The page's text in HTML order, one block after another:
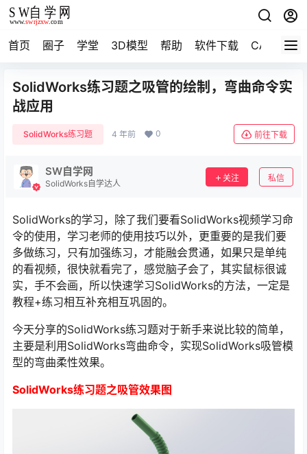
首页 圈子 学堂 3D模型 帮助 软件下载 CAD资料
SolidWorks练习题之吸管的绘制，弯曲命令实
战应用
SolidWorks练习题 4 年前 0 前往下载
SW自学网
SolidWorks自学达人
关注 私信
SolidWorks的学习，除了我们要看SolidWorks视频学习命
令的使用，学习老师的使用技巧以外，更重要的是我们要
多做练习，只有加强练习，才能融会贯通，如果只是单纯
的看视频，很快就看完了，感觉脑子会了，其实鼠标很诚
实，手不会画，所以快速学习SolidWorks的方法，一定是
教程+练习相互补充相互巩固的。
今天分享的SolidWorks练习题对于新手来说比较的简单，
主要是利用SolidWorks弯曲命令，实现SolidWorks吸管模
型的弯曲柔性效果。
SolidWorks练习题之吸管效果图